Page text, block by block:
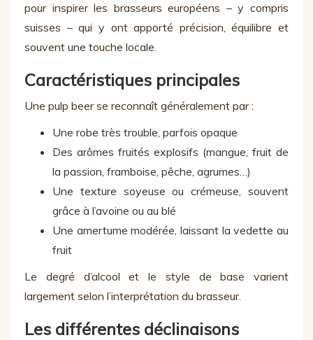
pour inspirer les brasseurs européens – y compris
suisses – qui y ont apporté précision, équilibre et
souvent une touche locale.
Caractéristiques principales
Une pulp beer se reconnaît généralement par :
Une robe très trouble, parfois opaque
Des arômes fruités explosifs (mangue, fruit de
la passion, framboise, pêche, agrumes…)
Une texture soyeuse ou crémeuse, souvent
grâce à l’avoine ou au blé
Une amertume modérée, laissant la vedette au
fruit
Le degré d’alcool et le style de base varient
largement selon l’interprétation du brasseur.
Les différentes déclinaisons